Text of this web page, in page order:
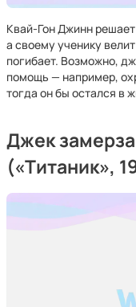
Квай-Гон Джинн
а своему ученику
погибает. Возможно,
помощь — например,
тогда он бы остался в
Джек
(«Титаник»,